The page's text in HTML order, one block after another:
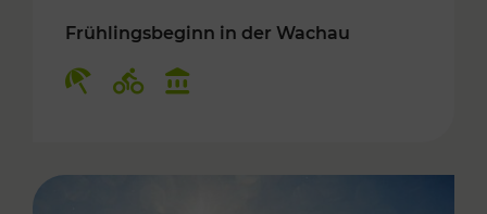
Frühlingsbeginn in der Wachau